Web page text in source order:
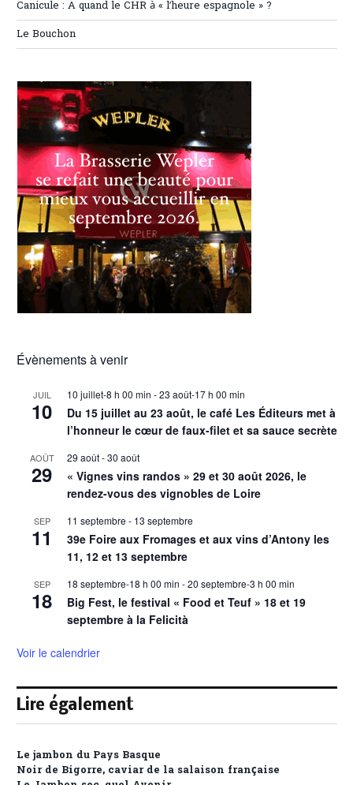
Canicule : A quand le CHR à « l’heure espagnole » ?
Le Bouchon
Évènements à venir
JUIL
10
10 juillet-8 h 00 min -23 août-17 h 00 min
Du 15 juillet au 23 août, le café Les Éditeurs met à
l’honneur le cœur de faux-filet et sa sauce secrète
AOÛT
29
29 août-30 août
« Vignes vins randos » 29 et 30 août 2026, le
rendez-vous des vignobles de Loire
SEP
11
11 septembre - 13 septembre
39e Foire aux Fromages et aux vins d’Antony les
11, 12 et 13 septembre
SEP
18
18 septembre-18 h 00 min -20 septembre-3 h 00 min
Big Fest, le festival « Food et Teuf » 18 et 19
septembre à la Felicità
Voir le calendrier
Lire également
Le jambon du Pays Basque
Noir de Bigorre, caviar de la salaison française